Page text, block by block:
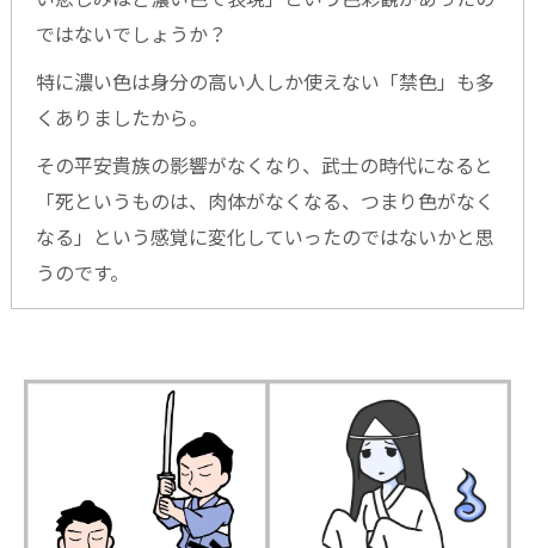
ではないでしょうか？
特に濃い色は身分の高い人しか使えない「禁色」も多
くありましたから。
その平安貴族の影響がなくなり、武士の時代になると
「死というものは、肉体がなくなる、つまり色がなく
なる」という感覚に変化していったのではないかと思
うのです。